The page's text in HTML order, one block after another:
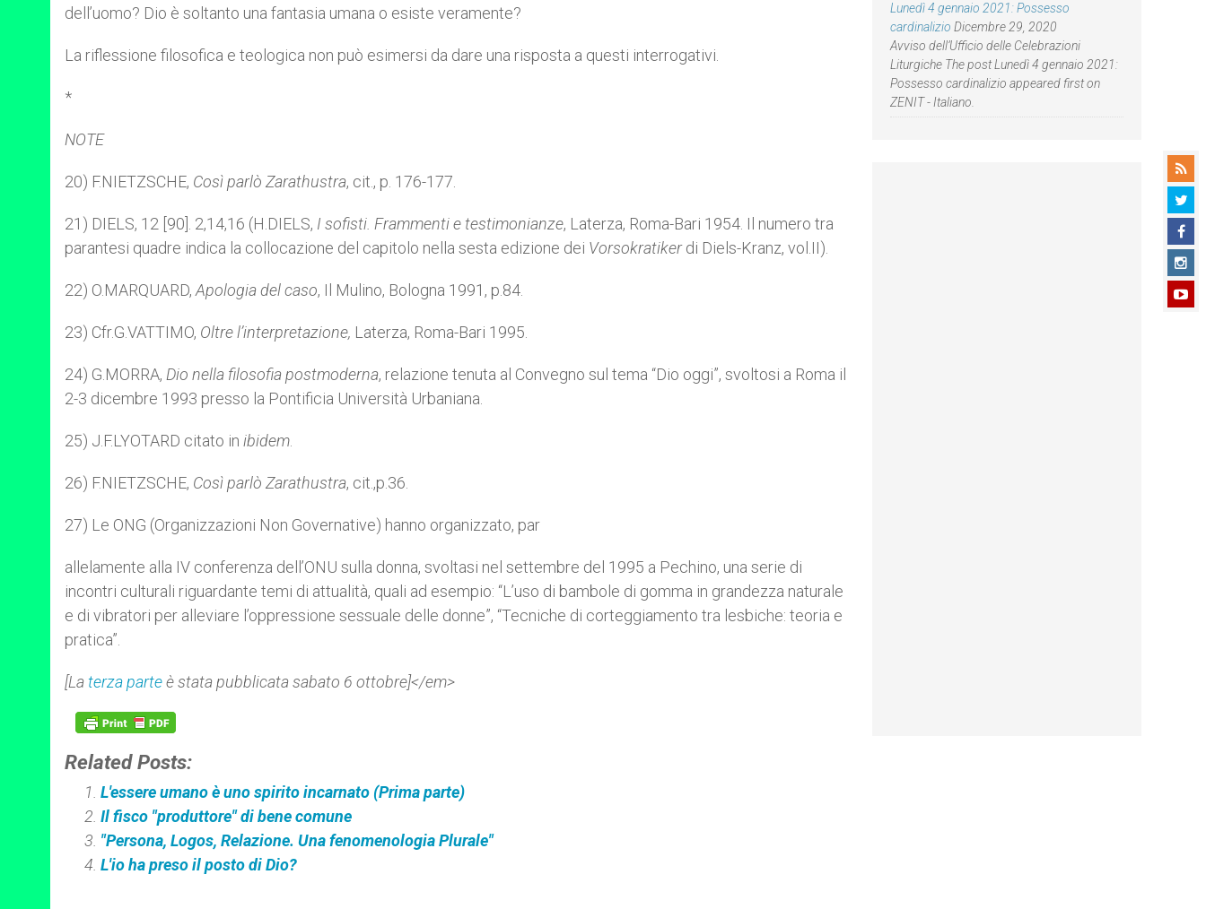
dell’uomo? Dio è soltanto una fantasia umana o esiste veramente?
La riflessione filosofica e teologica non può esimersi da dare una risposta a questi interrogativi.
*
NOTE
20) F.NIETZSCHE, Così parlò Zarathustra, cit., p. 176-177.
21) DIELS, 12 [90]. 2,14,16 (H.DIELS, I sofisti. Frammenti e testimonianze, Laterza, Roma-Bari 1954. Il numero tra
parantesi quadre indica la collocazione del capitolo nella sesta edizione dei Vorsokratikerdi Diels-Kranz, vol.II).
22) O.MARQUARD, Apologia del caso, Il Mulino, Bologna 1991, p.84.
23) Cfr.G.VATTIMO, Oltre l’interpretazione, Laterza, Roma-Bari 1995.
24) G.MORRA, Dio nella filosofia postmoderna, relazione tenuta al Convegno sul tema “Dio oggi”, svoltosi a Roma il
2-3 dicembre 1993 presso la Pontificia Università Urbaniana.
25) J.F.LYOTARD citato in ibidem
26) F.NIETZSCHE, Così parlò Zarathustra, cit.,p.36.
27) Le ONG (Organizzazioni Non Governative) hanno organizzato, par
allelamente alla IV conferenza dell’ONU sulla donna, svoltasi nel settembre del 1995 a Pechino, una serie di
incontri culturali riguardante temi di attualità, quali ad esempio: “L’uso di bambole di gomma in grandezza naturale
e di vibratori per alleviare l’oppressione sessuale delle donne”, “Tecniche di corteggiamento tra lesbiche: teoria e
pratica”.
[Laterza parteè stata pubblicata sabato 6 ottobre]</em>
Related Posts:
L'essere umano è uno spirito incarnato (Prima parte)
Il fisco "produttore" di bene comune
"Persona, Logos, Relazione. Una fenomenologia Plurale"
L'io ha preso il posto di Dio?
Lunedì 4 gennaio 2021: Possesso
cardinalizio Dicembre 29, 2020
Avviso dell’Ufficio delle Celebrazioni
Liturgiche The post Lunedì 4 gennaio 2021:
Possesso cardinalizio appeared first on
ZENIT - Italiano.